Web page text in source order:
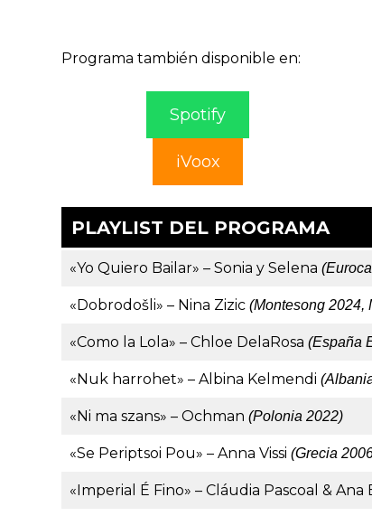
Programa también disponible en:
Spotify
iVoox
PLAYLIST DEL PROGRAMA
«Yo Quiero Bailar» – Sonia y Selena
«Dobrodošli» – Nina Zizic (Montesong 2024,
«Como la Lola» – Chloe DelaRosa (España
«Nuk harrohet» – Albina Kelmendi
«Ni ma szans» – Ochman (Polonia 2022)
«Se Periptsoi Pou» – Anna Vissi (Grecia
«Imperial É Fino» – Cláudia Pascoal & Ana